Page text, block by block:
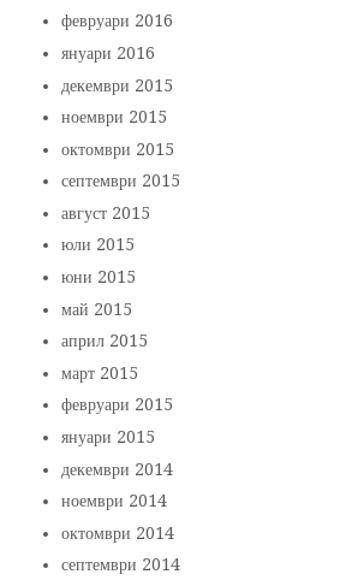
февруари 2016
януари 2016
декември 2015
ноември 2015
октомври 2015
септември 2015
август 2015
юли 2015
юни 2015
май 2015
април 2015
март 2015
февруари 2015
януари 2015
декември 2014
ноември 2014
октомври 2014
септември 2014